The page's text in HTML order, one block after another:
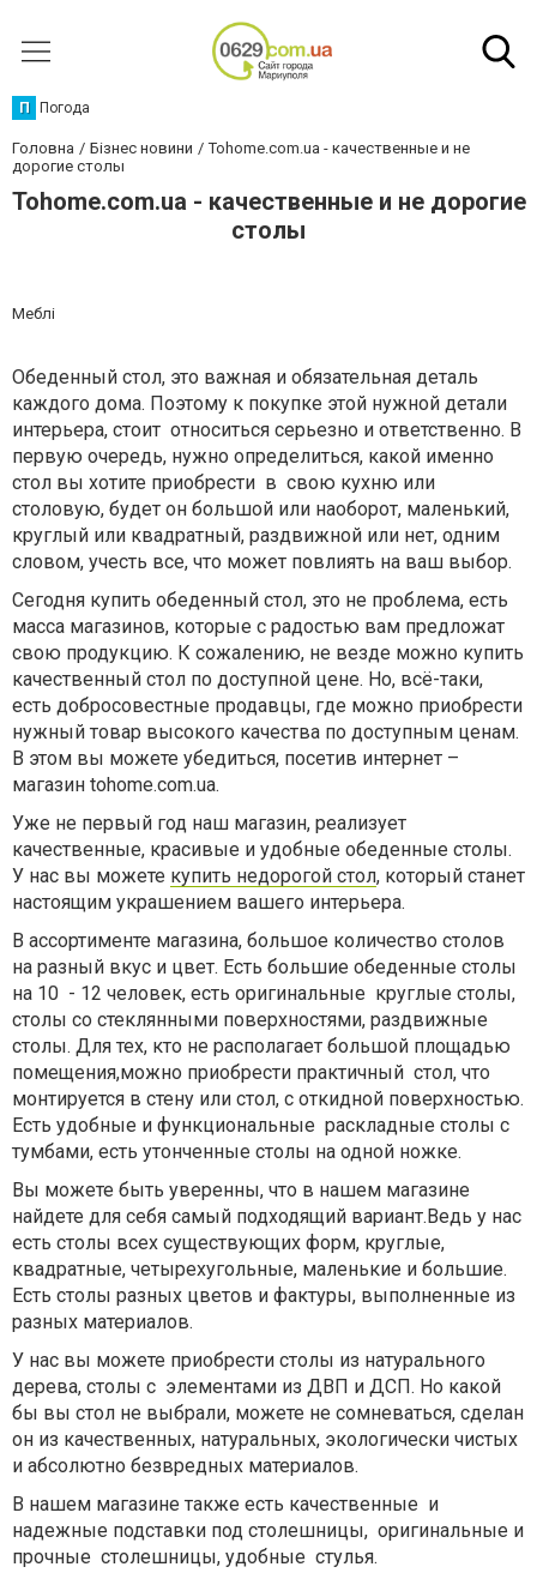
П Погода
Головна Бізнес новини
Tohome.com.ua - качественные и не
дорогие столы
Tohome.com.ua - качественные и не дорогие
столы
Меблі
Обеденный стол, это важная и обязательная деталь
каждого дома. Поэтому к покупке этой нужной детали
интерьера, стоит относиться серьезно и ответственно. В
первую очередь, нужно определиться, какой именно
стол вы хотите приобрести в свою кухню или
столовую, будет он большой или наоборот, маленький,
круглый или квадратный, раздвижной или нет, одним
словом, учесть все, что может повлиять на ваш выбор.
Сегодня купить обеденный стол, это не проблема, есть
масса магазинов, которые с радостью вам предложат
свою продукцию. К сожалению, не везде можно купить
качественный стол по доступной цене. Но, всё-таки,
есть добросовестные продавцы, где можно приобрести
нужный товар высокого качества по доступным ценам.
В этом вы можете убедиться, посетив интернет –
магазин tohome.com.ua.
Уже не первый год наш магазин, реализует
качественные, красивые и удобные обеденные столы.
У нас вы можете купить недорогой стол, который станет
настоящим украшением вашего интерьера.
В ассортименте магазина, большое количество столов
на разный вкус и цвет. Есть большие обеденные столы
на 10 - 12 человек, есть оригинальные круглые столы,
столы со стеклянными поверхностями, раздвижные
столы. Для тех, кто не располагает большой площадью
помещения,можно приобрести практичный стол, что
монтируется в стену или стол, с откидной поверхностью.
Есть удобные и функциональные раскладные столы с
тумбами, есть утонченные столы на одной ножке.
Вы можете быть уверенны, что в нашем магазине
найдете для себя самый подходящий вариант.Ведь у нас
есть столы всех существующих форм, круглые,
квадратные, четырехугольные, маленькие и большие.
Есть столы разных цветов и фактуры, выполненные из
разных материалов.
У нас вы можете приобрести столы из натурального
дерева, столы с элементами из ДВП и ДСП. Но какой
бы вы стол не выбрали, можете не сомневаться, сделан
он из качественных, натуральных, экологически чистых
и абсолютно безвредных материалов.
В нашем магазине также есть качественные и
надежные подставки под столешницы, оригинальные и
прочные столешницы, удобные стулья.